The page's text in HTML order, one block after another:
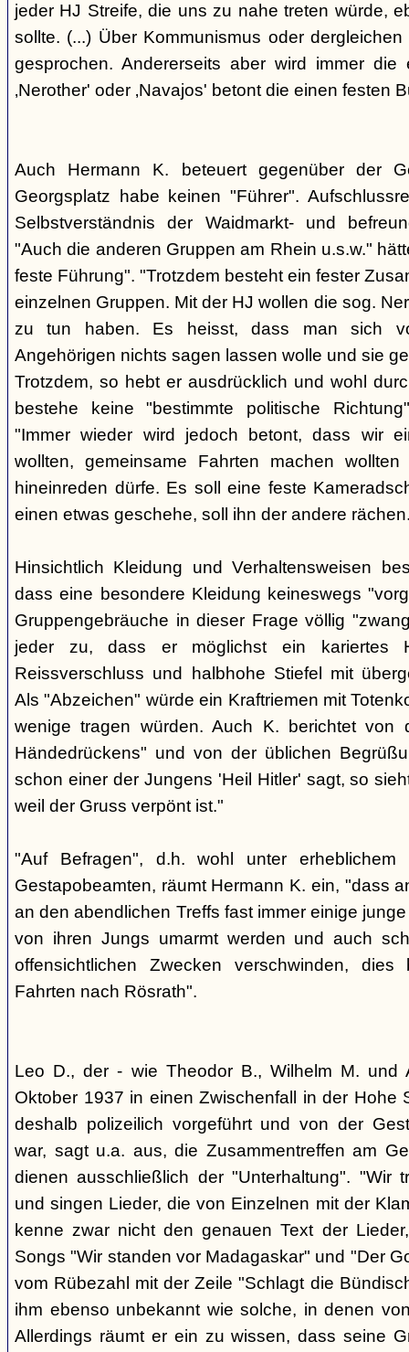
jeder HJ Streife, die uns zu nahe treten würde,
sollte. (...) Über Kommunismus oder
gesprochen. Andererseits aber wird immer die
‚Nerother' oder ‚Navajos' betont die einen festen
Auch Hermann K. beteuert gegenüber der
Georgsplatz habe keinen "Führer".
Selbstverständnis der Waidmarkt- und
"Auch die anderen Gruppen am Rhein u.s.w."
feste Führung". "Trotzdem besteht ein fester
einzelnen Gruppen. Mit der HJ wollen die sog.
zu tun haben. Es heisst, dass man sich
Angehörigen nichts sagen lassen wolle und sie
Trotzdem, so hebt er ausdrücklich und wohl
bestehe keine "bestimmte politische
"Immer wieder wird jedoch betont, dass wir
wollten, gemeinsame Fahrten machen
hineinreden dürfe. Es soll eine feste
einen etwas geschehe, soll ihn der andere
Hinsichtlich Kleidung und Verhaltensweisen
dass eine besondere Kleidung keineswegs
Gruppengebräuche in dieser Frage völlig
jeder zu, dass er möglichst ein kariertes
Reissverschluss und halbhohe Stiefel mit
Als "Abzeichen" würde ein Kraftriemen mit
wenige tragen würden. Auch K. berichtet von
Händedrückens" und von der üblichen
schon einer der Jungens 'Heil Hitler' sagt, so
weil der Gruss verpönt ist."
"Auf Befragen", d.h. wohl unter erheblichem
Gestapobeamten, räumt Hermann K. ein, "dass
an den abendlichen Treffs fast immer einige
von ihren Jungs umarmt werden und auch
offensichtlichen Zwecken verschwinden,
Fahrten nach Rösrath".
Leo D., der - wie Theodor B., Wilhelm M. und
Oktober 1937 in einen Zwischenfall in der Hohe
deshalb polizeilich vorgeführt und von der
war, sagt u.a. aus, die Zusammentreffen am
dienen ausschließlich der "Unterhaltung". "Wir
und singen Lieder, die von Einzelnen mit der
kenne zwar nicht den genauen Text der
Songs "Wir standen vor Madagaskar" und "Der
vom Rübezahl mit der Zeile "Schlagt die
ihm ebenso unbekannt wie solche, in denen
Allerdings räumt er ein zu wissen, dass seine